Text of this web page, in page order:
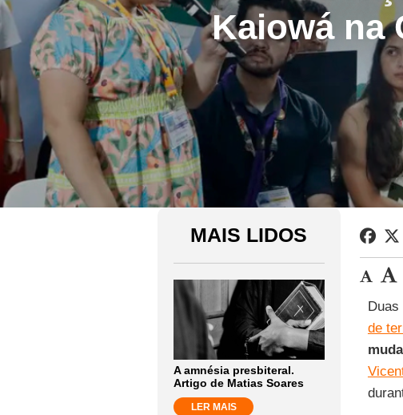
Kaiowá na
MAIS LIDOS
A amnésia presbiteral.
Artigo de Matias Soares
LER MAIS
Duas
de